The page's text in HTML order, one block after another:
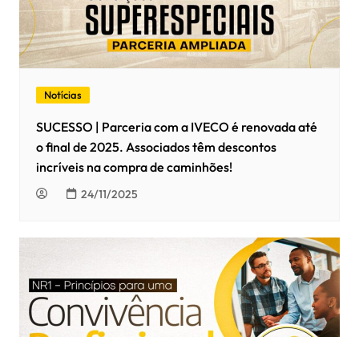
Notícias
SUCESSO | Parceria com a IVECO é renovada até
o final de 2025. Associados têm descontos
incríveis na compra de caminhões!
24/11/2025